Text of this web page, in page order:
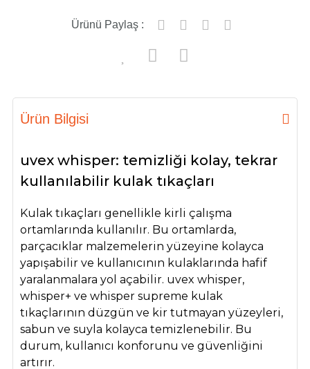
Ürünü Paylaş :
Ürün Bilgisi
uvex whisper: temizliği kolay, tekrar
kullanılabilir kulak tıkaçları
Kulak tıkaçları genellikle kirli çalışma
ortamlarında kullanılır. Bu ortamlarda,
parçacıklar malzemelerin yüzeyine kolayca
yapışabilir ve kullanıcının kulaklarında hafif
yaralanmalara yol açabilir. uvex whisper,
whisper+ ve whisper supreme kulak
tıkaçlarının düzgün ve kir tutmayan yüzeyleri,
sabun ve suyla kolayca temizlenebilir. Bu
durum, kullanıcı konforunu ve güvenliğini
artırır.